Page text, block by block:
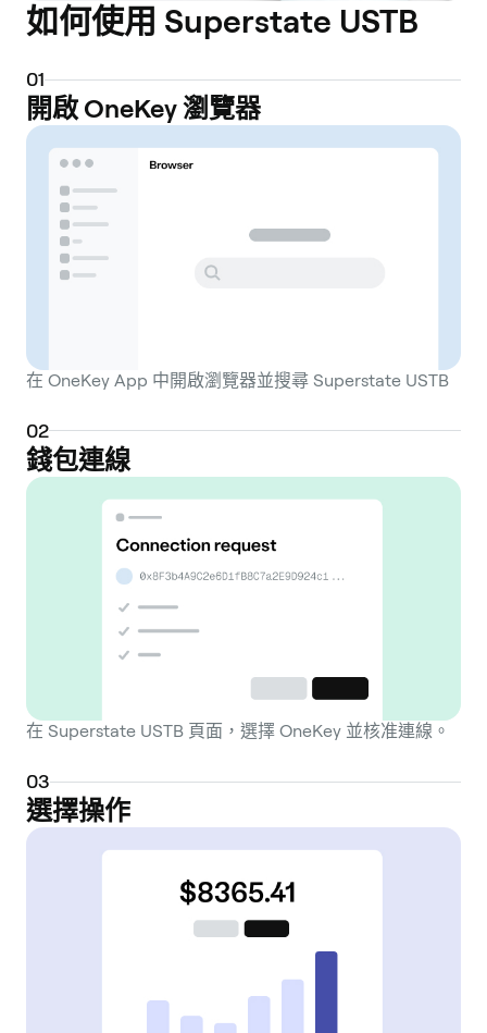
如何使用 Superstate USTB
01
開啟 OneKey 瀏覽器
在 OneKey App 中開啟瀏覽器並搜尋 Superstate USTB
02
錢包連線
在 Superstate USTB 頁面，選擇 OneKey 並核准連線。
03
選擇操作